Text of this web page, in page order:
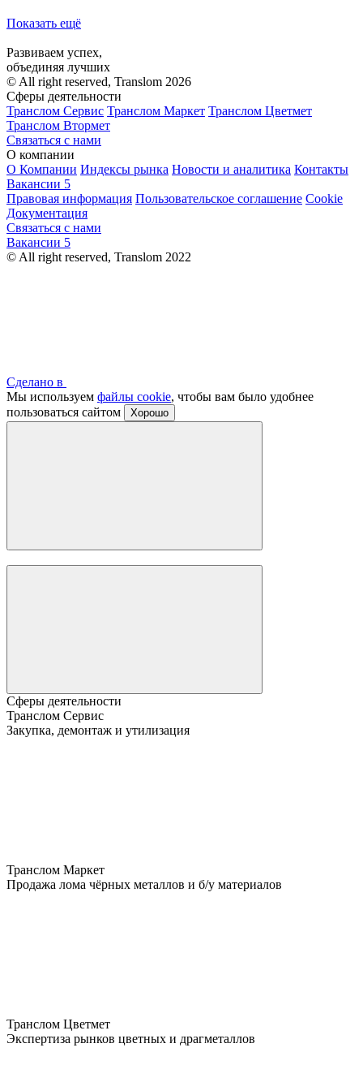
Показать ещё
Развиваем успех,
объединяя лучших
© All right reserved, Translom 2026
Сферы деятельности
Транслом Сервис Транслом Маркет Транслом Цветмет
Транслом Втормет
Связаться с нами
О компании
О Компании Индексы рынка Новости и аналитика Контакты
Вакансии 5
Правовая информация Пользовательское соглашение Cookie
Документация
Связаться с нами
Вакансии 5
© All right reserved, Translom 2022
Сделано в
Мы используем файлы cookie, чтобы вам было удобнее
пользоваться сайтом
Хорошо
Сферы деятельности
Транслом Сервис
Закупка, демонтаж и утилизация
Транслом Маркет
Продажа лома чёрных металлов и б/у материалов
Транслом Цветмет
Экспертиза рынков цветных и драгметаллов